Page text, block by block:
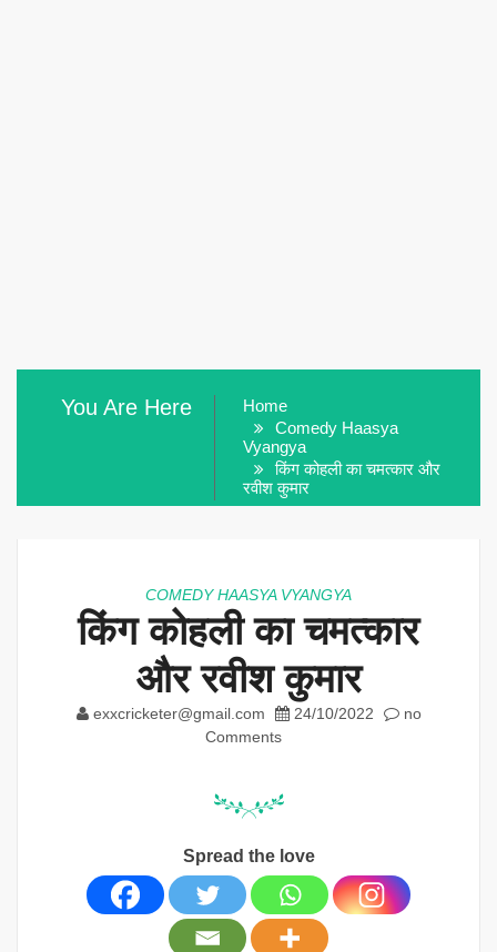
You Are Here
Home
Comedy Haasya
Vyangya
किंग कोहली का चमत्कार और
रवीश कुमार
COMEDY HAASYA VYANGYA
किंग कोहली का चमत्कार
और रवीश कुमार
exxcricketer@gmail.com 24/10/2022
no
Comments
Spread the love